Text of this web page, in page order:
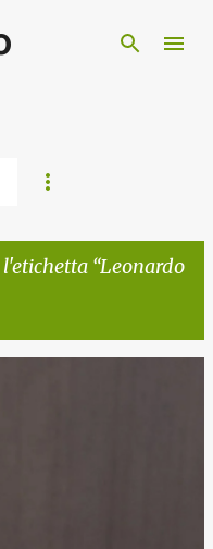
principali
Leonardo